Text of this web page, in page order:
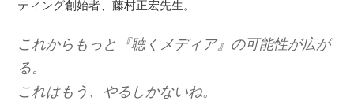
ティング創始者、藤村正宏先生。
これからもっと『聴くメディア』の可能性が広が
る。
これはもう、やるしかないね。